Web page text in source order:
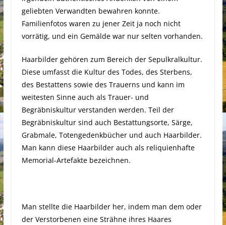
geliebten Verwandten bewahren konnte.
Familienfotos waren zu jener Zeit ja noch nicht
vorrätig, und ein Gemälde war nur selten vorhanden.
Haarbilder gehören zum Bereich der Sepulkralkultur.
Diese umfasst die Kultur des Todes, des Sterbens,
des Bestattens sowie des Trauerns und kann im
weitesten Sinne auch als Trauer- und
Begräbniskultur verstanden werden. Teil der
Begräbniskultur sind auch Bestattungsorte, Särge,
Grabmale, Totengedenkbücher und auch Haarbilder.
Man kann diese Haarbilder auch als reliquienhafte
Memorial-Artefakte bezeichnen.
Man stellte die Haarbilder her, indem man dem oder
der Verstorbenen eine Strähne ihres Haares